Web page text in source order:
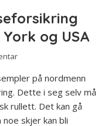
og USA
på nordmenn
Dette i seg selv må
rullett. Det kan gå
skjer kan bli